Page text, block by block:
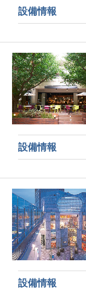
設備情報
設備情報
設備情報